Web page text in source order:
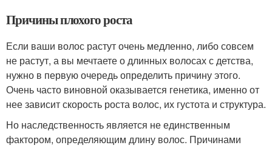
Причины плохого роста
Если ваши волос растут очень медленно, либо совсем
не растут, а вы мечтаете о длинных волосах с детства,
нужно в первую очередь определить причину этого.
Очень часто виновной оказывается генетика, именно от
нее зависит скорость роста волос, их густота и структура.
Но наследственность является не единственным
фактором, определяющим длину волос. Причинами